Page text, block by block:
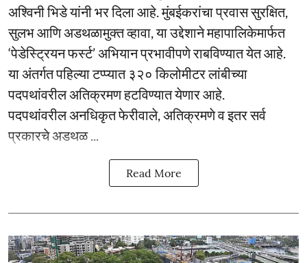
अश्विनी भिडे यांनी भर दिला आहे. मुंबईकरांचा प्रवास सुरक्षित,
सुलभ आणि अडथळामुक्त व्हावा, या उद्देशाने महापालिकेमार्फत
‘पेडेस्ट्रियन फर्स्ट’ अभियान प्रभावीपणे राबविण्यात येत आहे.
या अंतर्गत पहिल्या टप्प्यात ३२० किलोमीटर लांबीच्या
पदपथांवरील अतिक्रमण हटविण्यात येणार आहे.
पदपथांवरील अनधिकृत फेरीवाले, अतिक्रमणे व इतर सर्व
प्रकारचे अडथळ ...
Read More